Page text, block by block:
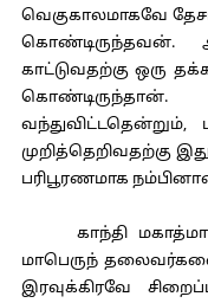
வெகுகாலமாகவே
கொண்டிருந்தவன்.
காட்டுவதற்கு ஒரு
முறித்தெறிவதற்கு
பரிபூரணமாக
காந்தி
மாபெருந்
இரவுக்கிரவே